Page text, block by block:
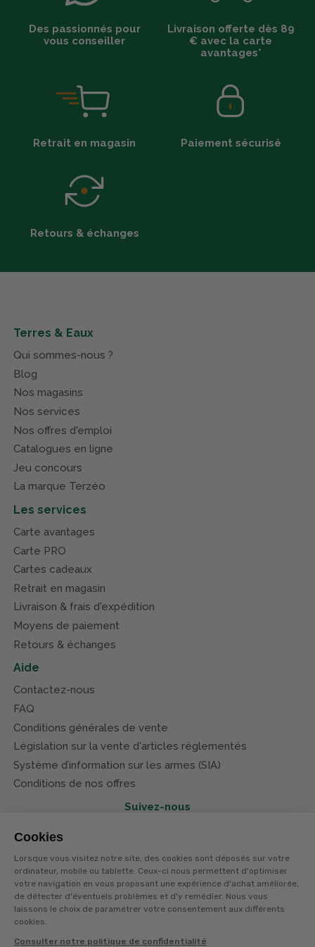
Cookies
Lorsque vous visitez notre site, des cookies sont déposés sur votre
ordinateur, mobile ou tablette. Ceux-ci nous permettent d'optimiser
votre navigation en vous proposant une expérience d'achat améliorée,
de détecter d'éventuels problèmes et d'y remédier. Nous vous
laissons le choix de paramétrer votre consentement aux différents
cookies.
Consulter notre politique de confidentialité
Des passionnés pour
vous conseiller
Livraison offerte dès 89
€ avec la carte
avantages*
Retrait en magasin Paiement sécurisé
Retours & échanges
Terres & Eaux
Qui sommes-nous ?
Blog
Nos magasins
Nos services
Nos offres d'emploi
Catalogues en ligne
Jeu concours
La marque Terzéo
Les services
Carte avantages
Carte PRO
Cartes cadeaux
Retrait en magasin
Livraison & frais d'expédition
Moyens de paiement
Retours & échanges
Aide
Contactez-nous
FAQ
Conditions générales de vente
Législation sur la vente d'articles réglementés
Système d’information sur les armes (SIA)
Conditions de nos offres
Suivez-nous
© Terres et eaux 2026
Politique de confidentialité
Mentions légales
CGV